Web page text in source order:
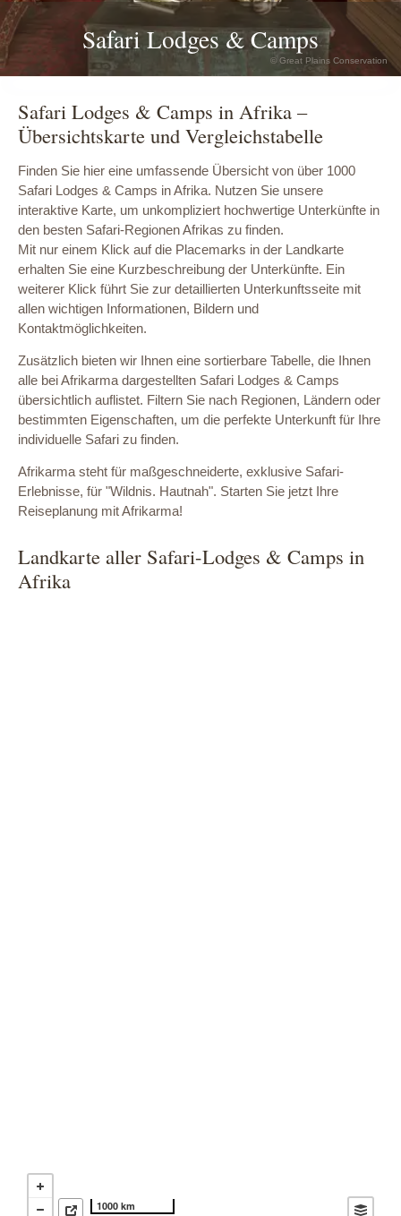
Safari Lodges & Camps
© Great Plains Conservation
Safari Lodges & Camps in Afrika –
Übersichtskarte und Vergleichstabelle
Finden Sie hier eine umfassende Übersicht von über 1000
Safari Lodges & Camps in Afrika. Nutzen Sie unsere
interaktive Karte, um unkompliziert hochwertige Unterkünfte in
den besten Safari-Regionen Afrikas zu finden.
Mit nur einem Klick auf die Placemarks in der Landkarte
erhalten Sie eine Kurzbeschreibung der Unterkünfte. Ein
weiterer Klick führt Sie zur detaillierten Unterkunftsseite mit
allen wichtigen Informationen, Bildern und
Kontaktmöglichkeiten.
Zusätzlich bieten wir Ihnen eine sortierbare Tabelle, die Ihnen
alle bei Afrikarma dargestellten Safari Lodges & Camps
übersichtlich auflistet. Filtern Sie nach Regionen, Ländern oder
bestimmten Eigenschaften, um die perfekte Unterkunft für Ihre
individuelle Safari zu finden.
Afrikarma steht für maßgeschneiderte, exklusive Safari-
Erlebnisse, für "Wildnis. Hautnah". Starten Sie jetzt Ihre
Reiseplanung mit Afrikarma!
Landkarte aller Safari-Lodges & Camps in
Afrika
1000 km